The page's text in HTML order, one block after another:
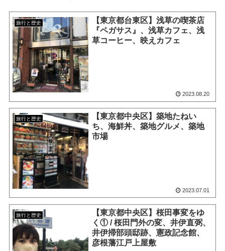
旅行と歴史
【東京都台東区】浅草の喫茶店
『ペガサス』、浅草カフェ、浅
草コーヒー、映えカフェ
2023.08.20
旅行と歴史
【東京都中央区】築地たねい
ち、海鮮丼、築地グルメ、築地
市場
2023.07.01
旅行と歴史
【東京都中央区】桜田事変をゆ
く① / 桜田門外の変、井伊直弼、
井伊掃部頭邸跡、憲政記念館、
彦根藩江戸上屋敷